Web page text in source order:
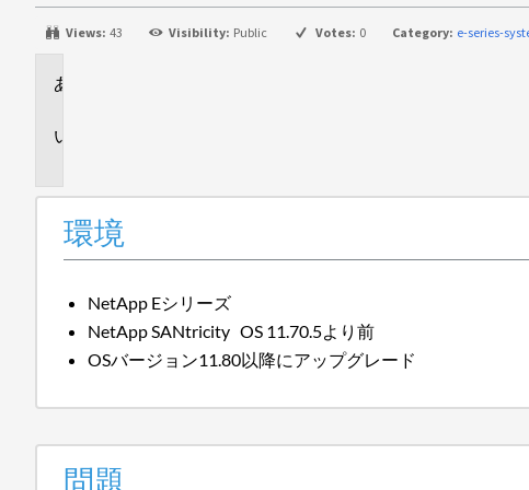
Views: 43 Visibility: Public Votes: 0 Category: e-series-
環境
NetApp Eシリーズ
NetApp SANtricity OS 11.70.5より前
OSバージョン11.80以降にアップグレード
問題